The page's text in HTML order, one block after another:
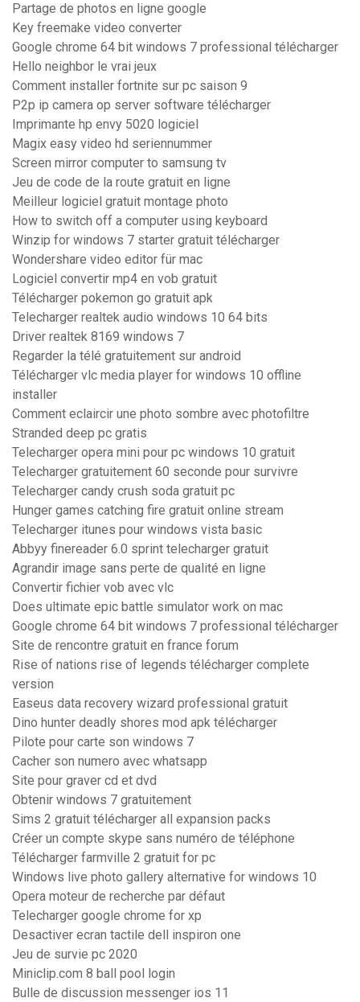
Partage de photos en ligne google
Key freemake video converter
Google chrome 64 bit windows 7 professional télécharger
Hello neighbor le vrai jeux
Comment installer fortnite sur pc saison 9
P2p ip camera op server software télécharger
Imprimante hp envy 5020 logiciel
Magix easy video hd seriennummer
Screen mirror computer to samsung tv
Jeu de code de la route gratuit en ligne
Meilleur logiciel gratuit montage photo
How to switch off a computer using keyboard
Winzip for windows 7 starter gratuit télécharger
Wondershare video editor für mac
Logiciel convertir mp4 en vob gratuit
Télécharger pokemon go gratuit apk
Telecharger realtek audio windows 10 64 bits
Driver realtek 8169 windows 7
Regarder la télé gratuitement sur android
Télécharger vlc media player for windows 10 offline
installer
Comment eclaircir une photo sombre avec photofiltre
Stranded deep pc gratis
Telecharger opera mini pour pc windows 10 gratuit
Telecharger gratuitement 60 seconde pour survivre
Telecharger candy crush soda gratuit pc
Hunger games catching fire gratuit online stream
Telecharger itunes pour windows vista basic
Abbyy finereader 6.0 sprint telecharger gratuit
Agrandir image sans perte de qualité en ligne
Convertir fichier vob avec vlc
Does ultimate epic battle simulator work on mac
Google chrome 64 bit windows 7 professional télécharger
Site de rencontre gratuit en france forum
Rise of nations rise of legends télécharger complete
version
Easeus data recovery wizard professional gratuit
Dino hunter deadly shores mod apk télécharger
Pilote pour carte son windows 7
Cacher son numero avec whatsapp
Site pour graver cd et dvd
Obtenir windows 7 gratuitement
Sims 2 gratuit télécharger all expansion packs
Créer un compte skype sans numéro de téléphone
Télécharger farmville 2 gratuit for pc
Windows live photo gallery alternative for windows 10
Opera moteur de recherche par défaut
Telecharger google chrome for xp
Desactiver ecran tactile dell inspiron one
Jeu de survie pc 2020
Miniclip.com 8 ball pool login
Bulle de discussion messenger ios 11